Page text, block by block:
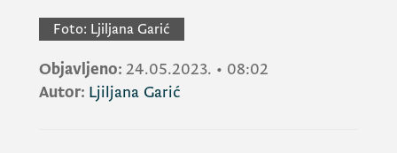
Foto: Ljiljana Garić
Objavljeno: 24.05.2023. • 08:02
Autor: Ljiljana Garić